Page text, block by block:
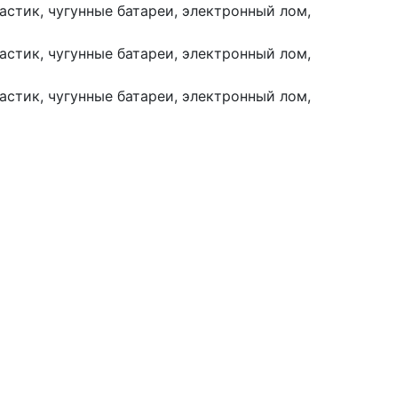
чугунные батареи, электронный лом,
чугунные батареи, электронный лом,
чугунные батареи, электронный лом,